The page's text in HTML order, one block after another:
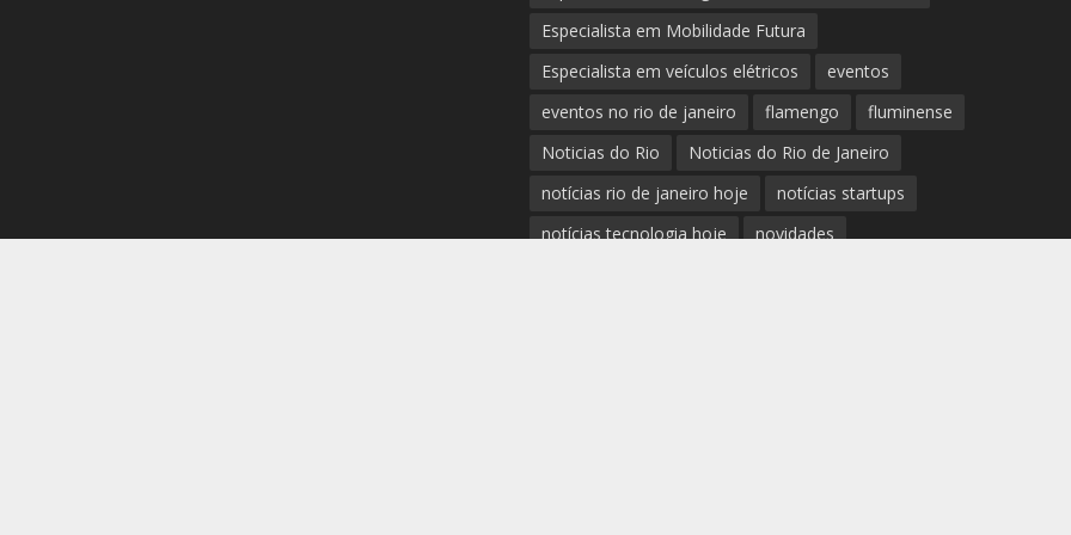
Especialista em Mobilidade Futura
Especialista em veículos elétricos
eventos
eventos no rio de janeiro
flamengo
fluminense
Noticias do Rio
Noticias do Rio de Janeiro
notícias rio de janeiro hoje
notícias startups
notícias tecnologia hoje
novidades